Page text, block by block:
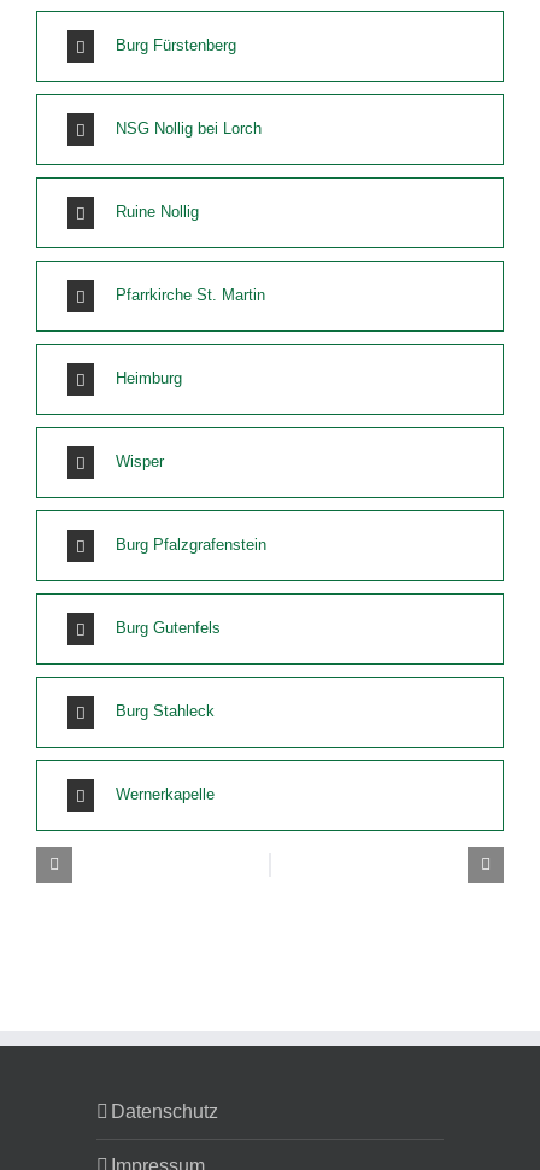
Burg Fürstenberg
NSG Nollig bei Lorch
Ruine Nollig
Pfarrkirche St. Martin
Heimburg
Wisper
Burg Pfalzgrafenstein
Burg Gutenfels
Burg Stahleck
Wernerkapelle
Datenschutz
Impressum